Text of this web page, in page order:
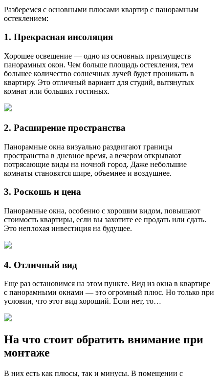
Разберемся с основными плюсами квартир с панорамным
остеклением:
1. Прекрасная инсоляция
Хорошее освещение — одно из основных преимуществ
панорамных окон. Чем больше площадь остекления, тем
большее количество солнечных лучей будет проникать в
квартиру. Это отличный вариант для студий, вытянутых
комнат или больших гостиных.
2. Расширение пространства
Панорамные окна визуально раздвигают границы
пространства в дневное время, а вечером открывают
потрясающие виды на ночной город. Даже небольшие
комнаты становятся шире, объемнее и воздушнее.
3. Роскошь и цена
Панорамные окна, особенно с хорошим видом, повышают
стоимость квартиры, если вы захотите ее продать или сдать.
Это неплохая инвестиция на будущее.
4. Отличный вид
Еще раз остановимся на этом пункте. Вид из окна в квартире
с панорамными окнами — это огромный плюс. Но только при
условии, что этот вид хороший. Если нет, то…
На что стоит обратить внимание при
монтаже
В них есть как плюсы, так и минусы. В помещении с